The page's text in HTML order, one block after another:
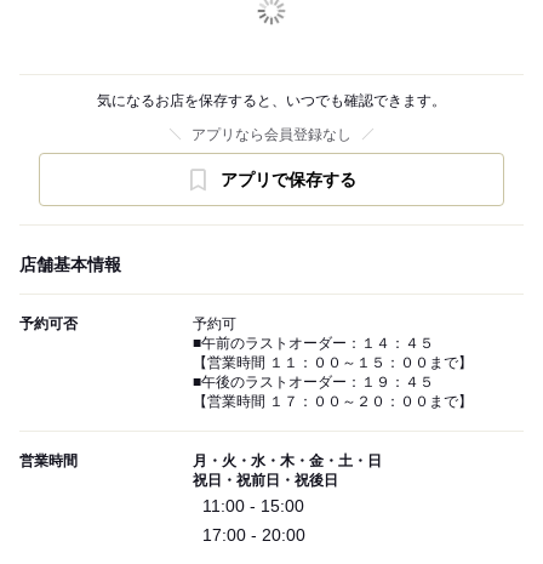
気になるお店を保存すると、いつでも確認できます。
アプリなら会員登録なし
アプリで保存する
店舗基本情報
予約可否
予約可
■午前のラストオーダー：１４：４５
【営業時間 １１：００～１５：００まで】
■午後のラストオーダー：１９：４５
【営業時間 １７：００～２０：００まで】
営業時間
月・火・水・木・金・土・日
祝日・祝前日・祝後日
11:00 - 15:00
17:00 - 20:00